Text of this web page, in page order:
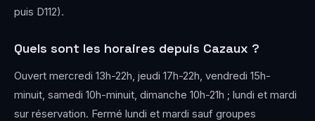
puis D112).
Quels sont les horaires depuis Cazaux ?
Ouvert mercredi 13h-22h, jeudi 17h-22h, vendredi 15h-
minuit, samedi 10h-minuit, dimanche 10h-21h ; lundi et mardi
sur réservation. Fermé lundi et mardi sauf groupes